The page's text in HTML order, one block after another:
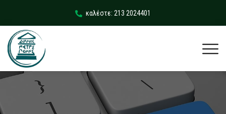
καλέστε: 213 2024401